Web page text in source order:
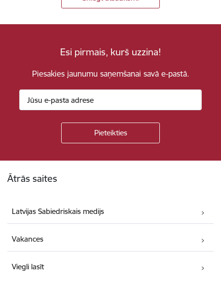
Esi pirmais, kurš uzzina!
Piesakies jaunumu saņemšanai savā e-pastā.
Ātrās saites
Latvijas Sabiedriskais medijs
Vakances
Viegli lasīt